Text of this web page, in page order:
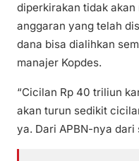
diperkirakan tidak
anggaran yang telah
dana bisa dialihkan
manajer Kopdes.
“Cicilan Rp 40 triliun
akan turun sedikit
ya. Dari APBN-nya dari